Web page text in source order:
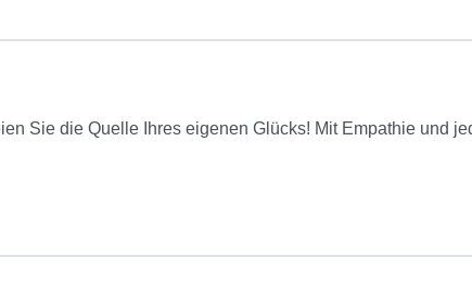
Sie die Quelle Ihres eigenen Glücks! Mit Empathie und